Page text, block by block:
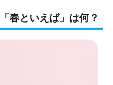
春といえば」は何？